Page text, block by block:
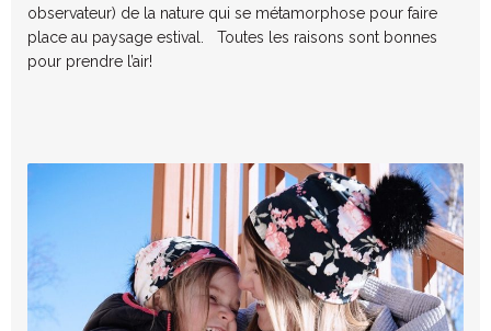
observateur) de la nature qui se métamorphose pour faire
place au paysage estival. Toutes les raisons sont bonnes
pour prendre l’air!